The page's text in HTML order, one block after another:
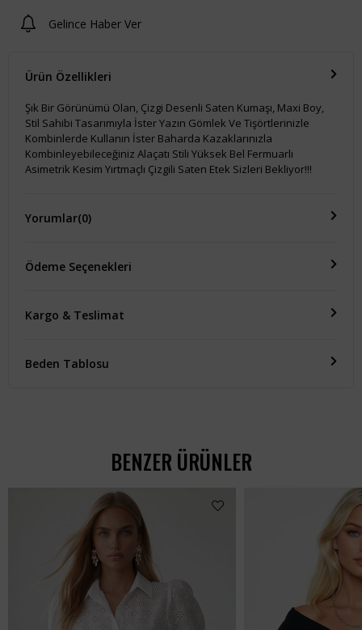
Gelince Haber Ver
Ürün Özellikleri
Şık Bir Görünümü Olan, Çizgi Desenli Saten Kumaşı, Maxi Boy,
Stil Sahibi Tasarımıyla İster Yazın Gömlek Ve Tişörtlerinizle
Kombinlerde Kullanın İster Baharda Kazaklarınızla
Kombinleyebileceğiniz Alaçatı Stili Yüksek Bel Fermuarlı
Asimetrik Kesim Yırtmaçlı Çizgili Saten Etek Sizleri Bekliyor!!!
Yorumlar(0)
Ödeme Seçenekleri
Kargo & Teslimat
Beden Tablosu
BENZER ÜRÜNLER
Kadın Siyah Crop
₺907,99